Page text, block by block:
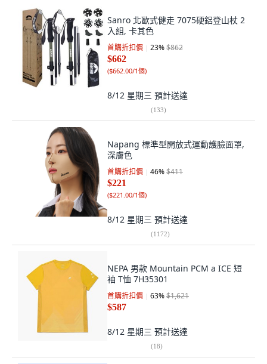
Sanro 北歐式健走 7075硬鋁登山杖 2
入組, 卡其色
首購折扣價 23%$862
$662
($662.00/1個)
8/12 星期三 預計送達
(133)
Napang 標準型開放式運動護臉面罩,
深膚色
首購折扣價 46%$411
$221
($221.00/1個)
8/12 星期三 預計送達
(1172)
NEPA 男款 Mountain PCM a ICE 短
袖 T恤 7H35301
首購折扣價 63%$1,621
$587
8/12 星期三 預計送達
(18)